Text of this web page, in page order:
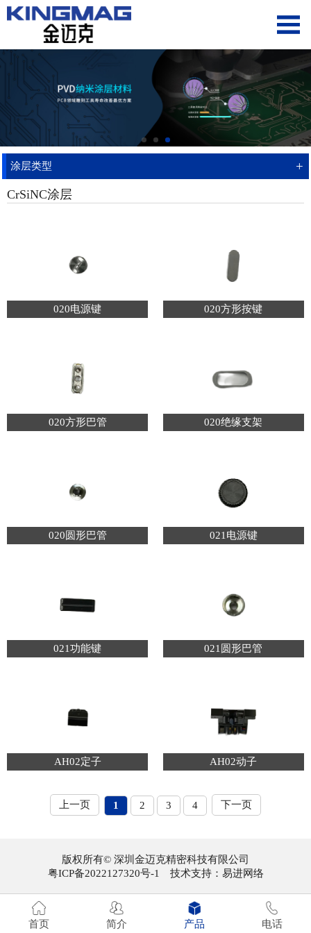
涂层类型 +
CrSiNC涂层
020电源键 020方形按键
020方形巴管 020绝缘支架
020圆形巴管 021电源键
021功能键 021圆形巴管
AH02定子 AH02动子
上一页 1 2 3 4 下一页
版权所有© 深圳金迈克精密科技有限公司
粤ICP备2022127320号-1 技术支持： 易进网络
首页 简介 产品 电话